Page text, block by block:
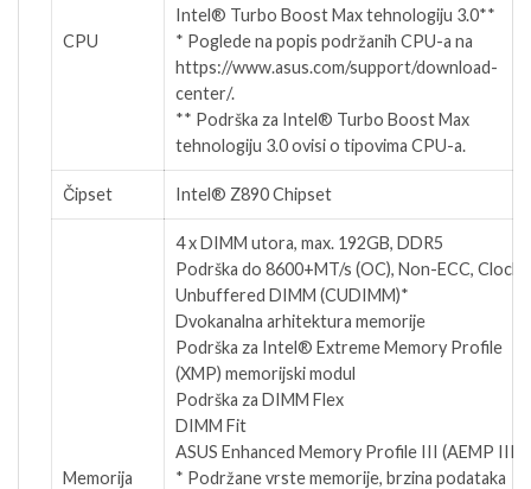
CPU
Intel® Turbo Boost Max tehnologiju 3.0**
* Poglede na popis podržanih CPU-a na
https://www.asus.com/support/download-
center/.
** Podrška za Intel® Turbo Boost Max
tehnologiju 3.0 ovisi o tipovima CPU-a.
Čipset Intel® Z890 Chipset
Memorija
4 x DIMM utora, max. 192GB, DDR5
Podrška do 8600+MT/s (OC), Non-ECC,
Unbuffered DIMM (CUDIMM)*
Dvokanalna arhitektura memorije
Podrška za Intel® Extreme Memory Profile
(XMP) memorijski modul
Podrška za DIMM Flex
DIMM Fit
ASUS Enhanced Memory Profile III (AEMP III)
* Podržane vrste memorije, brzina podataka